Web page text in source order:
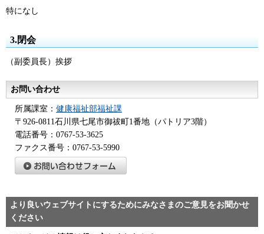
特になし
3.閉会
（副委員長）挨拶
お問い合わせ
所属課室： 健康福祉部福祉課
〒926-0811石川県七尾市御祓町1番地（パトリア3階）
電話番号：0767-53-3625
ファクス番号：0767-53-5990
より良いウェブサイトにするためにみなさまのご意見をお聞かせ
ください